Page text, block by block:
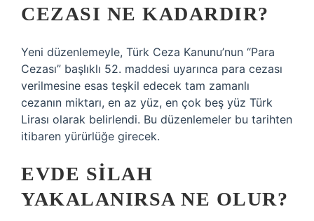
CEZASI NE KADARDIR?
Yeni düzenlemeyle, Türk Ceza Kanunu’nun “Para
Cezası” başlıklı 52. maddesi uyarınca para cezası
verilmesine esas teşkil edecek tam zamanlı
cezanın miktarı, en az yüz, en çok beş yüz Türk
Lirası olarak belirlendi. Bu düzenlemeler bu tarihten
itibaren yürürlüğe girecek.
EVDE SILAH
YAKALANIRSA NE OLUR?